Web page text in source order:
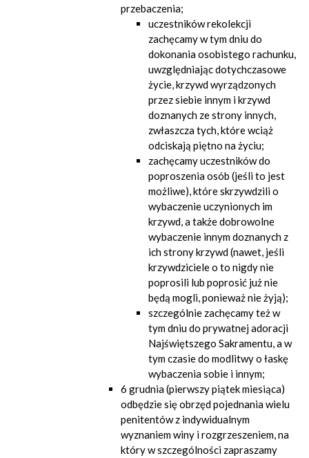
przebaczenia;
uczestników rekolekcji
zachęcamy w tym dniu do
dokonania osobistego rachunku,
uwzględniając dotychczasowe
życie, krzywd wyrządzonych
przez siebie innym i krzywd
doznanych ze strony innych,
zwłaszcza tych, które wciąż
odciskają piętno na życiu;
zachęcamy uczestników do
poproszenia osób (jeśli to jest
możliwe), które skrzywdzili o
wybaczenie uczynionych im
krzywd, a także dobrowolne
wybaczenie innym doznanych z
ich strony krzywd (nawet, jeśli
krzywdziciele o to nigdy nie
poprosili lub poprosić już nie
będą mogli, ponieważ nie żyją);
szczególnie zachęcamy też w
tym dniu do prywatnej adoracji
Najświętszego Sakramentu, a w
tym czasie do modlitwy o łaskę
wybaczenia sobie i innym;
6 grudnia (pierwszy piątek miesiąca)
odbędzie się obrzęd pojednania wielu
penitentów z indywidualnym
wyznaniem winy i rozgrzeszeniem, na
który w szczególności zapraszamy